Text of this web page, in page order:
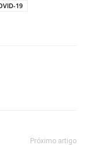
19
Próximo artigo